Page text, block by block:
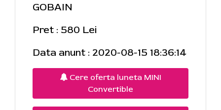
GOBAIN
Pret : 580 Lei
Data anunt : 2020-08-15 18:36:14
Cere oferta luneta MINI
Convertible